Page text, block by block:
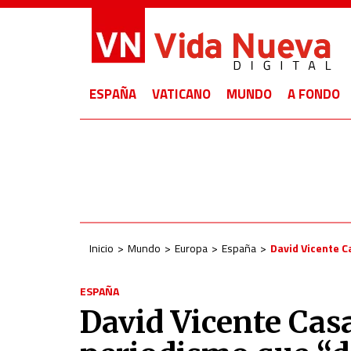
ESPAÑA VATICANO MUNDO A FONDO
Inicio Mundo Europa España David Vicente
ESPAÑA
David Vicente